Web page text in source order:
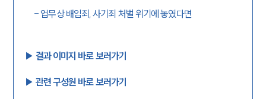
- 업무상 배임죄, 사기죄 처벌 위기에 놓였다면
▶︎ 결과 이미지 바로 보러가기
▶︎ 관련 구성원 바로 보러가기